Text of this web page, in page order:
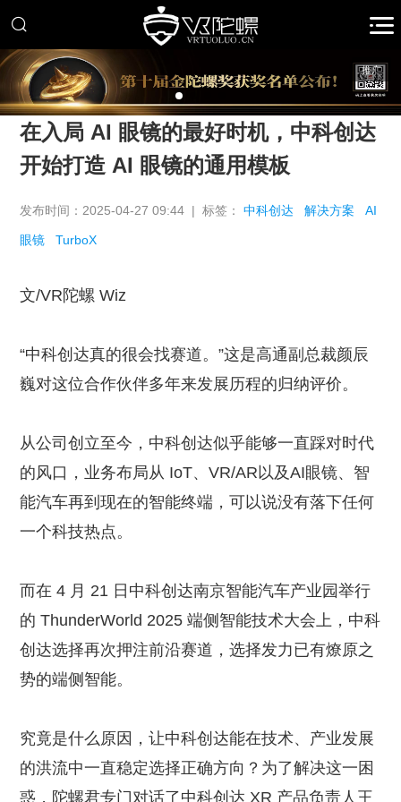
推广
在入局 AI 眼镜的最好时机，中科创达
开始打造 AI 眼镜的通用模板
发布时间：2025-04-27 09:44 | 标签：中科创达 解决方案 AI
眼镜 TurboX
文/VR陀螺 Wiz
“中科创达真的很会找赛道。”这是高通副总裁颜辰
巍对这位合作伙伴多年来发展历程的归纳评价。
从公司创立至今，中科创达似乎能够一直踩对时代
的风口，业务布局从 IoT、VR/AR以及AI眼镜、智
能汽车再到现在的智能终端，可以说没有落下任何
一个科技热点。
而在 4 月 21 日中科创达南京智能汽车产业园举行
的 ThunderWorld 2025 端侧智能技术大会上，中科
创达选择再次押注前沿赛道，选择发力已有燎原之
势的端侧智能。
究竟是什么原因，让中科创达能在技术、产业发展
的洪流中一直稳定选择正确方向？为了解决这一困
惑，陀螺君专门对话了中科创达 XR 产品负责人王